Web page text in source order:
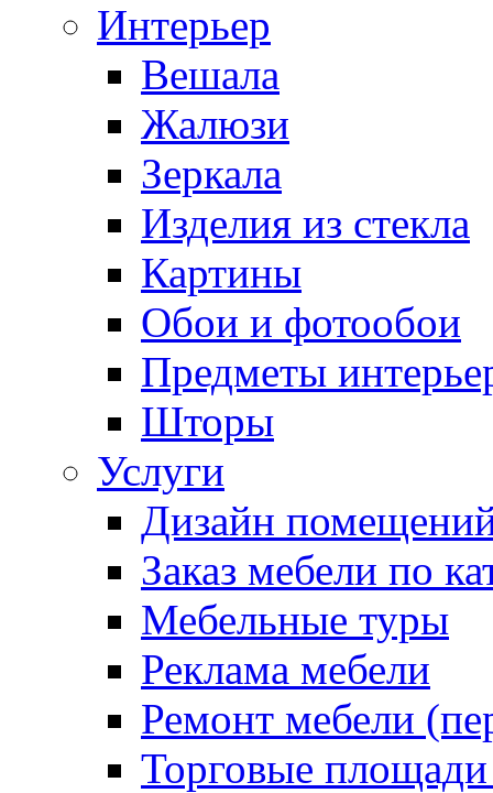
Интерьер
Вешала
Жалюзи
Зеркала
Изделия из стекла
Картины
Обои и фотообои
Предметы
Шторы
Услуги
Дизайн
Заказ мебели по
Мебельные туры
Реклама мебели
Ремонт мебели
Торговые